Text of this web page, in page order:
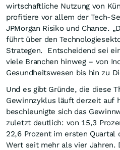
wirtschaftliche Nutzung von
profitiere vor allem der Tech-
JPMorgan Risiko und Chance.
führt über den
Strategen. Entscheidend sei
viele Branchen hinweg – von
Gesundheitswesen bis hin zu
Und es gibt Gründe, die diese
Gewinnzyklus läuft derzeit auf
beschleunigte sich das
zuletzt deutlich: von 15,3
22,6 Prozent im ersten Quartal
Wert seit mehr als vier Jahren.